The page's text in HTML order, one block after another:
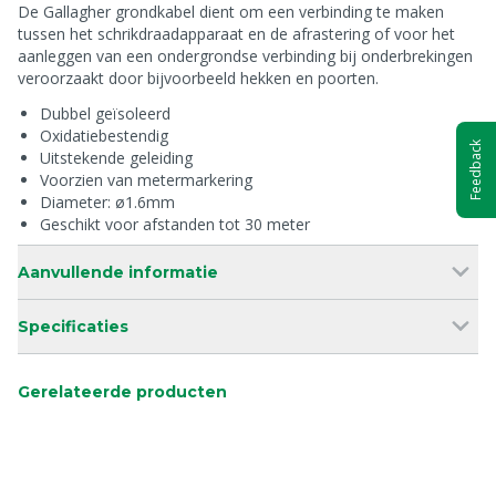
De Gallagher grondkabel dient om een verbinding te maken
tussen het schrikdraadapparaat en de afrastering of voor het
aanleggen van een ondergrondse verbinding bij onderbrekingen
veroorzaakt door bijvoorbeeld hekken en poorten.
Dubbel geïsoleerd
Oxidatiebestendig
Uitstekende geleiding
Voorzien van metermarkering
Diameter: ø1.6mm
Geschikt voor afstanden tot 30 meter
Aanvullende informatie
Specificaties
Gerelateerde producten
Feedback